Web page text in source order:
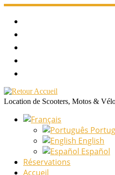
Passer
Location de Scooters, Motos &
English
Español
Réservations
Accueil